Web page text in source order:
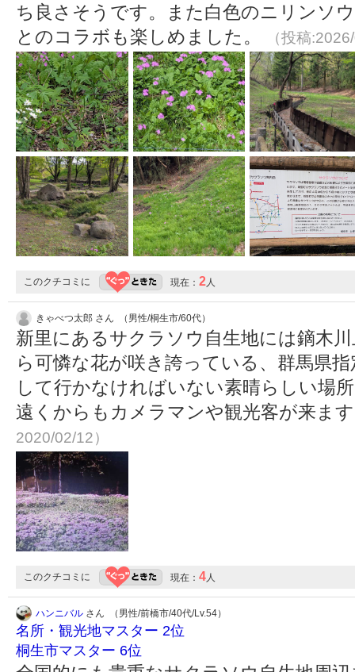
ち良さそうです。また白色のニリンソ
とのコラボも楽しめました。
（投稿
このクチコミに 現在： 2 人
きゃべつ太郎 さん （男性/桐生市/60代）
新里にあるサクラソウ自生地には鏑木
ら可憐な花が咲き誇っている、群馬県
して行かなければいない素晴らしい場
遠くからもカメラマンや観光客が来ま
2020/02/12）
このクチコミに 現在： 4 人
ハンニバル さん （男性/前橋市/40代/Lv.54）
名所・観光地マスター 2位
桐生市マスター 6位